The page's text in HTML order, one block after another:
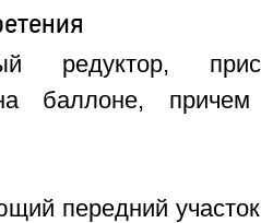
редуктор,
баллоне, причем
передний